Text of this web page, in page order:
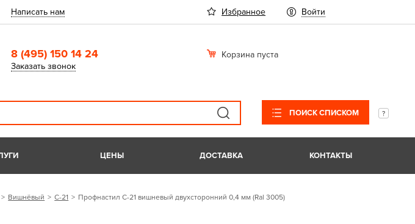
Написать нам Избранное Войти
8 (495) 150 14 24
Заказать звонок
Корзина пуста
ПОИСК СПИСКОМ
ЦЕНЫ ДОСТАВКА КОНТАКТЫ
Вишнёвый С-21 Профнастил С-21 вишневый двухсторонний 0,4 мм (Ral 3005)